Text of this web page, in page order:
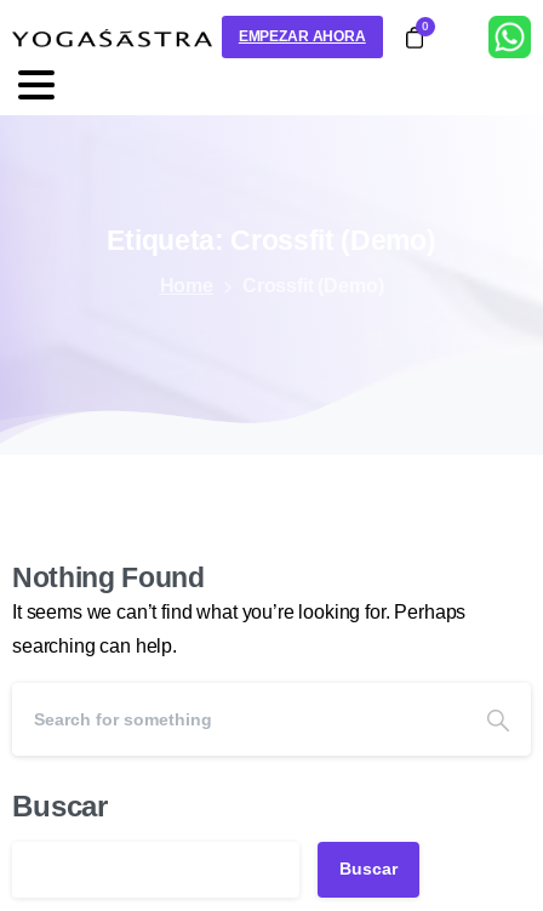
EMPEZAR AHORA
0
Etiqueta:
Nothing Found
It seems we can’t find what you’re looking for. Perhaps
searching can help.
Buscar
Buscar